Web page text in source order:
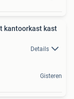
kantoorkast kast
Details
Gisteren